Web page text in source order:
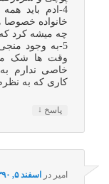
4-ادم باید
خانواده
چه میشه کرد
5-به وجود
وقت ها شک
خاصی ندارم
کاری که به
پاسخ ↓
امیر در اسفند ۵, ۱۳۹۰ در ۱:۳۵ ب٫ظ